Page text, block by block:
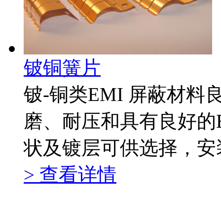
铍铜簧片
铍-铜类EMI 屏蔽材料
磨、耐压和具有良好
状及镀层可供选择，
> 查看详情